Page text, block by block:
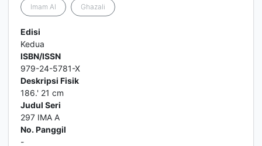
Imam Al Ghazali
Edisi
Kedua
ISBN/ISSN
979-24-5781-X
Deskripsi Fisik
186.' 21 cm
Judul Seri
297 IMA A
No. Panggil
-